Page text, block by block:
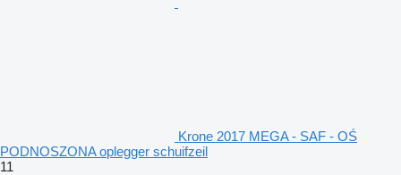
Krone 2017 MEGA - SAF - OŚ
PODNOSZONA oplegger schuifzeil
11